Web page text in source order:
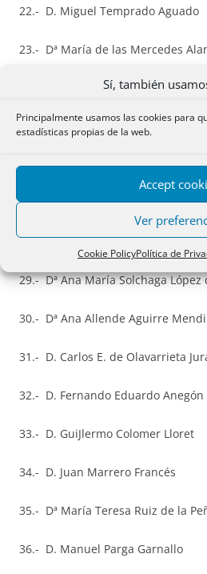
Sí, también
Principalmente usamos las cookies para
estadísticas propias de la web.
Accept
Ver
Cookie PolicyPolítica de
22.- D. Miguel Temprado Aguado
23.- Dª María de las Mercedes
24.- D. Francisco de Asís Palacios
25.- D. José Ignacio Martín Alías
26.- Dª María Carolina Martinez
27.- D. José Carlos González
28.- Dª María Elena Calvo
29.- Dª Ana María Solchaga López
30.- Dª Ana Allende Aguirre Mendi
31.- D. Carlos E. de Olavarrieta
32.- D. Fernando Eduardo Anegón
33.- D. GuiJlermo Colomer Lloret
34.- D. Juan Marrero Francés
35.- Dª María Teresa Ruiz de la
36.- D. Manuel Parga Garnallo